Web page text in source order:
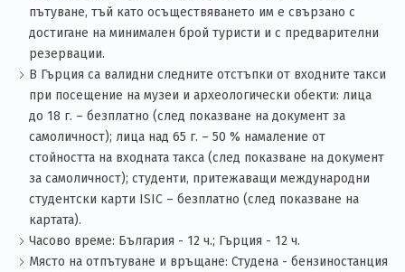
пътуване, тъй като осъществяването им е свързано с
достигане на минимален брой туристи и с предварителни
резервации.
В Гърция са валидни следните отстъпки от входните такси
при посещение на музеи и археологически обекти: лица
до 18 г. – безплатно (след показване на документ за
самоличност); лица над 65 г. – 50 % намаление от
стойността на входната такса (след показване на документ
за самоличност); студенти, притежаващи международни
студентски карти ISIC – безплатно (след показване на
картата).
Часово време: България - 12 ч.; Гърция - 12 ч.
Място на отпътуване и връщане: Студена - бензиностанция